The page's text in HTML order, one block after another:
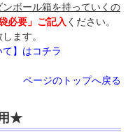
ンボール箱を持っていくの
必要」ご記入 ください。
ます。
】はコチラ
ページのトップへ戻る
★